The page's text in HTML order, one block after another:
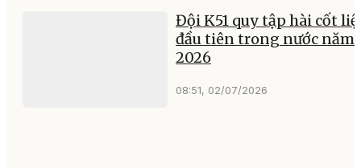
Đội K51 quy tập hài cốt
đầu tiên trong nước năm
2026
08:51, 02/07/2026